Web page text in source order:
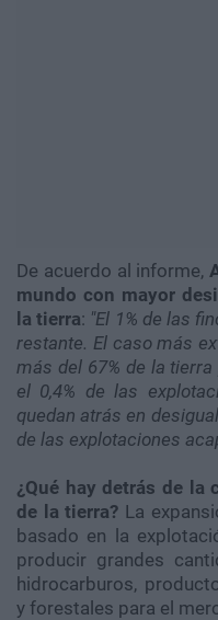
De acuerdo al informe,
mundo con mayor
la tierra: "El 1% de las
restante. El caso más
más del 67% de la
el 0,4% de las
quedan atrás en
de las explotaciones
¿Qué hay detrás de la
de la tierra? La
basado en la
producir grandes
hidrocarburos,
y forestales para el